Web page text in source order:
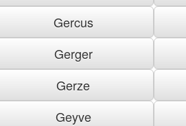
Gercus
Gerger
Gerze
Geyve